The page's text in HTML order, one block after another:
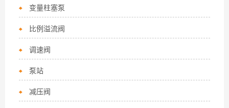
变量柱塞泵
比例溢流阀
调速阀
泵站
减压阀